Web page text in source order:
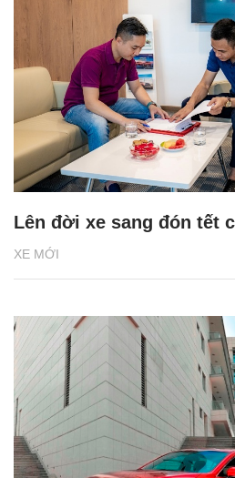
XE MỚI
Lên đời xe sang đón tết